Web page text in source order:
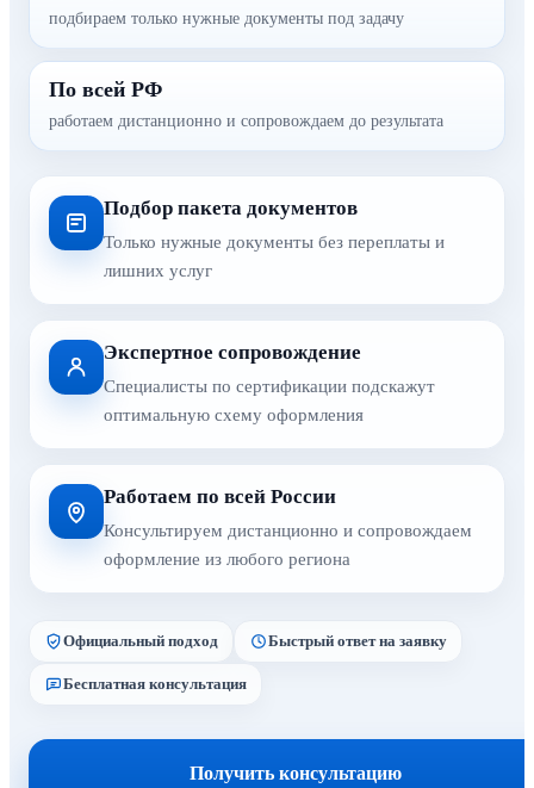
подбираем только нужные документы под задачу
По всей РФ
работаем дистанционно и сопровождаем до результата
Подбор пакета документов
Только нужные документы без переплаты и
лишних услуг
Экспертное сопровождение
Специалисты по сертификации подскажут
оптимальную схему оформления
Работаем по всей России
Консультируем дистанционно и сопровождаем
оформление из любого региона
Официальный подход Быстрый ответ на заявку
Бесплатная консультация
Получить консультацию